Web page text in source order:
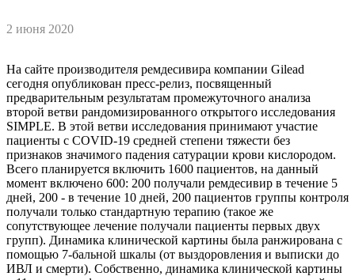
2 июня 2020
На сайте производителя ремдесивира компании Gilead
сегодня опубликован пресс-релиз, посвященный
предварительным результатам промежуточного анализа
второй ветви рандомизированного открытого исследования
SIMPLE. В этой ветви исследования принимают участие
пациенты с СOVID-19 средней степени тяжести без
признаков значимого падения сатурации крови кислородом.
Всего планируется включить 1600 пациентов, на данный
момент включено 600: 200 получали ремдесивир в течение 5
дней, 200 - в течение 10 дней, 200 пациентов группы контроля
получали только стандартную терапию (такое же
сопутствующее лечение получали пациенты первых двух
групп). Динамика клинической картины была ранжирована с
помощью 7-бальной шкалы (от выздоровления и выписки до
ИВЛ и смерти). Собственно, динамика клинической картины